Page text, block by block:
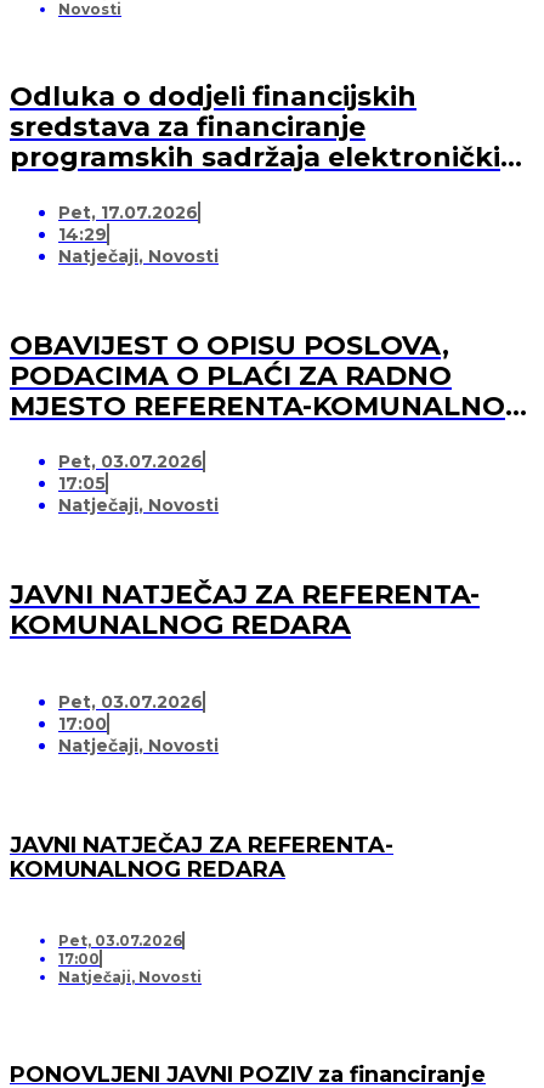
Novosti
Odluka o dodjeli financijskih
sredstava za financiranje
programskih sadržaja elektroničkih
medijskih usluga)
Pet, 17.07.2026
14:29
Natječaji, Novosti
OBAVIJEST O OPISU POSLOVA,
PODACIMA O PLAĆI ZA RADNO
MJESTO REFERENTA-KOMUNALNOG
Pet, 03.07.2026
17:05
Natječaji, Novosti
JAVNI NATJEČAJ ZA REFERENTA-
KOMUNALNOG REDARA
Pet, 03.07.2026
17:00
Natječaji, Novosti
JAVNI NATJEČAJ ZA REFERENTA-
KOMUNALNOG REDARA
Pet, 03.07.2026
17:00
Natječaji, Novosti
PONOVLJENI JAVNI POZIV za financiranje